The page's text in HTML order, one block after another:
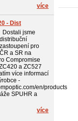
více
- Dist
Dostali jsme
distribuční
zastoupení pro
ČR a SR na
Compromise
a ZC527
více informací
-
en/products
SPUHR a
více